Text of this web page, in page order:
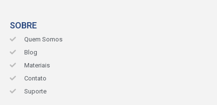
SOBRE
Quem Somos
Blog
Materiais
Contato
Suporte